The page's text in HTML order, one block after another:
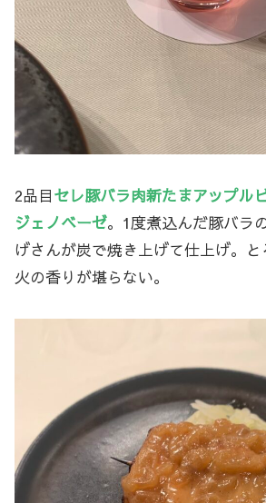
2品目セレ豚バラ肉新たまアップル
ジェノベーゼ。1度煮込んだ豚バラ
げさんが炭で焼き上げて仕上げ。
火の香りが堪らない。